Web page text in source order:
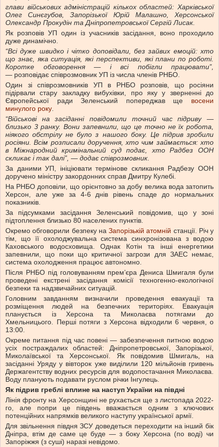
глави військових адміністрацій кількох областей: Харківської
Олег Синєгубов, Запорізької Юрій Малашно, Херсонської
Олександр Прокудін та Дніпропетровської Сергій Лисак.
Як розповів УП один із учасників засідання, воно проходило
дуже динамічно.
“Всі дуже швидко і чітко доповідали, без зайвих емоцій: хто
що знає, яка ситуація, які перспективи, які плани по роботі.
Коротке обговорення — і всі побігли працювати”,
— розповідає співрозмовник УП із числа членів РНБО.
Один зі співрозмовників УП в РНБО розповів, що росіяни
підірвали стару закладку вибухівки, про яку у зверненні до
Європейської ради Зеленський попереджав ще восени
минулого року
“Військові на засіданні повідомили точний час підриву —
близько 3 ранку. Вони запевнили, що це точно не їх робота,
ніякого обстрілу не було з нашого боку. Це підрив зробили
росіяни. Всім розписали доручення, хто чим займається: хто
в Міжнародний кримінальний суд подає, хто Радбез ООН
скликає і так далі”, — додає співрозмовник.
За даними УП, ініціювати термінове скликання Радбезу ООН
доручено міністру закордонних справ Дмитру Кулебі.
На РНБО доповіли, що орієнтовно за добу велика вода затопить
Херсон, але уже за 4-6 днів рівень спаде до нормальних
показників.
За підсумками засідання Зеленський повідомив, що у зоні
підтоплення близько 80 населених пунктів.
Окремо обговорили безпеку на Запорізькій атомній станції. Річ у
тім, що її охолоджувальна система синхронізована з водою
Каховського водосховища. Однак Котін та інші енергетики
запевнили, що поки що критичної загрози для ЗАЕС немає,
система охолодження працює автономно.
Після РНБО під головуванням прем’єра Дениса Шмигаля були
проведені екстрені засідання комісії техногенно-екологічної
безпеки та надзвичайних ситуацій.
Головним завданням визначили проведення евакуації та
розміщення людей на безпечних територіях. Евакуація
планується із Херсона та Миколаєва потягами до
Хмельницього. Перші потяги з Херсона відходили 6 червня, о
13:00.
Окреме питання під час повені — забезпечення питною водою
усіх постраждалих областей: Дніпропетровської, Запорізької,
Миколаївської та Херсонської. Як повідомив Шмигаль, на
засіданні Уряду у вівторок уже виділили 120 мільйонів гривень
Держагентству водних ресурсів для водопостачання Миколаєва.
Воду планують подавати руслом річки Інгулець.
Як підрив греблі вплине на наступ України на півдні
Лінія фронту на Херсонщині не рухається ще з листопада 2022-
го, але попри це південь вважається одним з ключових
потенційних напрямків великого наступу української армії.
Для звільнення півдня ЗСУ доведеться переходити на інший бік
Дніпра, втім де саме це буде — з боку Херсона (по воді) чи
Запоріжжя (з суші) наразі невідомо.